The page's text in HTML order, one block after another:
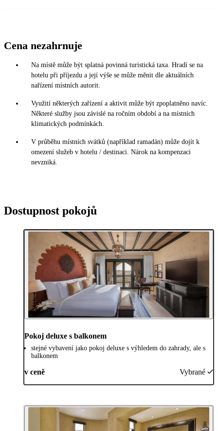
Cena nezahrnuje
Na místě může být splatná povinná turistická taxa. Hradí se na
hotelu při příjezdu a její výše se může měnit dle aktuálních
nařízení místních autorit.
Využití některých zařízení a aktivit může být zpoplatněno navíc.
Některé služby jsou závislé na ročním období a na místních
klimatických podmínkách.
V průběhu místních svátků (například ramadán) může dojít k
omezení služeb v hotelu / destinaci. Nárok na kompenzaci
nevzniká.
Dostupnost pokojů
Pokoj deluxe s balkonem
stejné vybavení jako pokoj deluxe s výhledem do zahrady, ale s
balkonem
v ceně Vybrané